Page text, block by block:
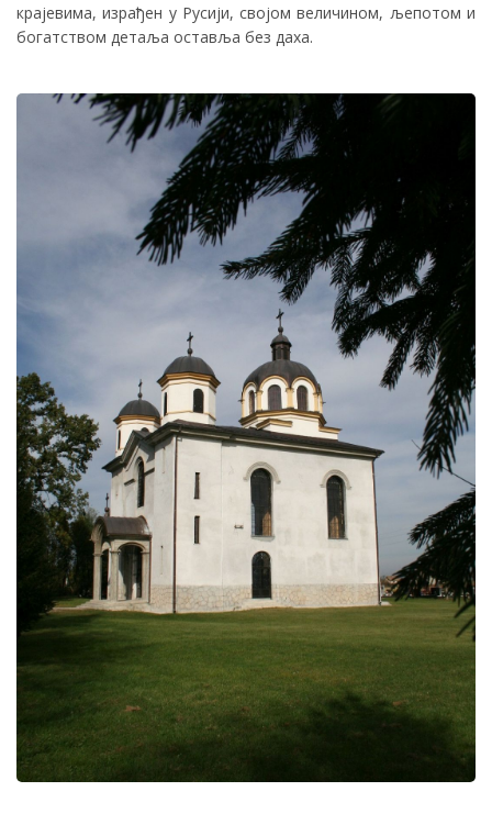
крајевима, израђен у Русији, својом величином, љепотом и
богатством детаља оставља без даха.